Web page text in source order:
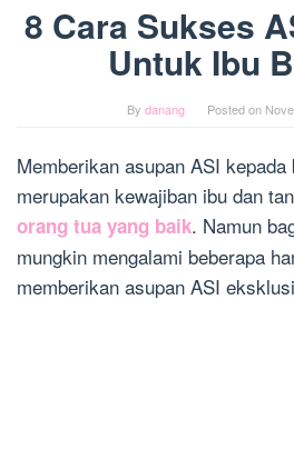
8 Cara Sukses
Untuk Ibu
By danang Posted on
Memberikan asupan ASI
merupakan kewajiban ibu dan
orang tua yang baik. Namun
mungkin mengalami beberapa
memberikan asupan ASI